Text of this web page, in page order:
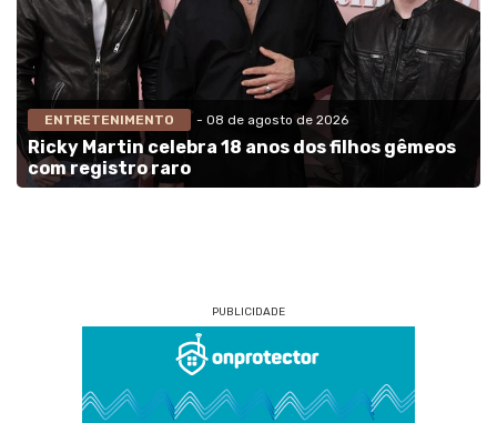
ENTRETENIMENTO - 08 de agosto de 2026
Ricky Martin celebra 18 anos dos filhos gêmeos
com registro raro
PUBLICIDADE